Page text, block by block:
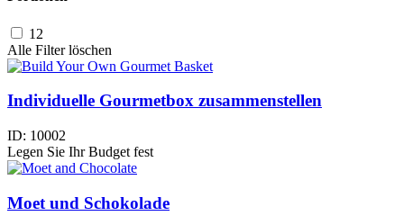
12
Alle Filter löschen
Individuelle Gourmetbox zusammenstellen
ID: 10002
Legen Sie Ihr Budget fest
Moet und Schokolade